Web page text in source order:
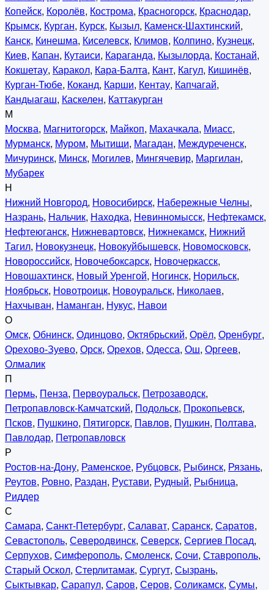
Копейск, Королёв, Кострома, Красногорск, Краснодар,
Крымск, Курган, Курск, Кызыл, Каменск-Шахтинский,
Канск, Кинешма, Киселевск, Климов, Колпино, Кузнецк,
Киев, Капан, Кутаиси, Караганда, Кызылорда, Костанай,
Кокшетау, Каракол, Кара-Балта, Кант, Кагул, Кишинёв,
Курган-Тюбе, Коканд, Карши, Кентау, Капчагай,
Кандыагаш, Каскелен, Каттакурган
М
Москва, Магнитогорск, Майкоп, Махачкала, Миасс,
Мурманск, Муром, Мытищи, Магадан, Междуреченск,
Мичуринск, Минск, Могилев, Мингячевир, Маргилан,
Мубарек
Н
Нижний Новгород, Новосибирск, Набережные Челны,
Назрань, Нальчик, Находка, Невинномысск, Нефтекамск,
Нефтеюганск, Нижневартовск, Нижнекамск, Нижний
Тагил, Новокузнецк, Новокуйбышевск, Новомосковск,
Новороссийск, Новочебоксарск, Новочеркасск,
Новошахтинск, Новый Уренгой, Ногинск, Норильск,
Ноябрьск, Новотроицк, Новоуральск, Николаев,
Нахчыван, Наманган, Нукус, Навои
О
Омск, Обнинск, Одинцово, Октябрьский, Орёл, Оренбург,
Орехово-Зуево, Орск, Орехов, Одесса, Ош, Оргеев,
Олмалик
П
Пермь, Пенза, Первоуральск, Петрозаводск,
Петропавловск-Камчатский, Подольск, Прокопьевск,
Псков, Пушкино, Пятигорск, Павлов, Пушкин, Полтава,
Павлодар, Петропавловск
Р
Ростов-на-Дону, Раменское, Рубцовск, Рыбинск, Рязань,
Реутов, Ровно, Раздан, Рустави, Рудный, Рыбница,
Риддер
С
Самара, Санкт-Петербург, Салават, Саранск, Саратов,
Севастополь, Северодвинск, Северск, Сергиев Посад,
Серпухов, Симферополь, Смоленск, Сочи, Ставрополь,
Старый Оскол, Стерлитамак, Сургут, Сызрань,
Сыктывкар, Сарапул, Саров, Серов, Соликамск, Сумы,